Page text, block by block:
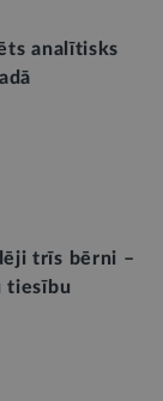
analītisks
trīs bērni –
tiesību